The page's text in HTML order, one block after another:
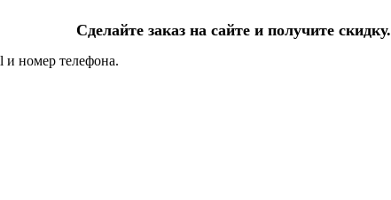
Сделайте заказ на сайте и получите скидку.
номер телефона.